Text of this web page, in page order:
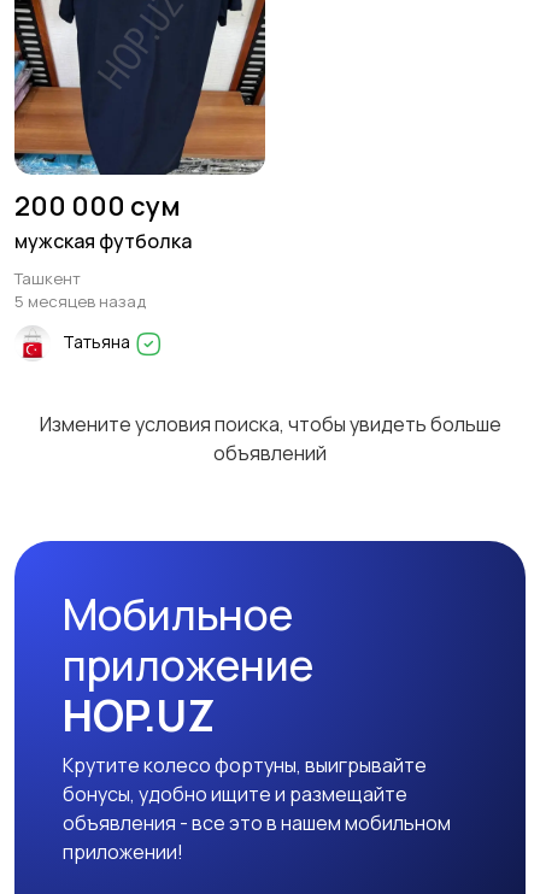
200 000 сум
мужская футболка
Ташкент
5 месяцев назад
Татьяна
Измените условия поиска, чтобы увидеть больше
объявлений
Мобильное
приложение
HOP.UZ
Крутите колесо фортуны, выигрывайте
бонусы, удобно ищите и размещайте
объявления - все это в нашем мобильном
приложении!